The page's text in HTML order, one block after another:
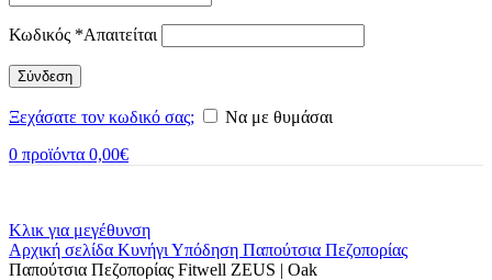
Κωδικός *Απαιτείται
Σύνδεση
Ξεχάσατε τον κωδικό σας;
Να με θυμάσαι
0 προϊόντα 0,00€
Κλικ για μεγέθυνση
Αρχική σελίδα Κυνήγι Υπόδηση Παπούτσια Πεζοπορίας
Παπούτσια Πεζοπορίας Fitwell ZEUS | Oak